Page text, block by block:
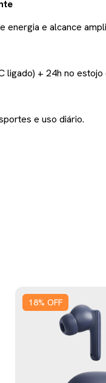
energia e alcance
ligado) + 24h no
e uso diário.
18% OFF